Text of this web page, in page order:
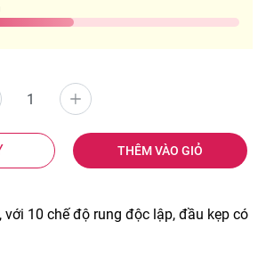
THÊM VÀO GIỎ
với 10 chế độ rung độc lập, đầu kẹp có